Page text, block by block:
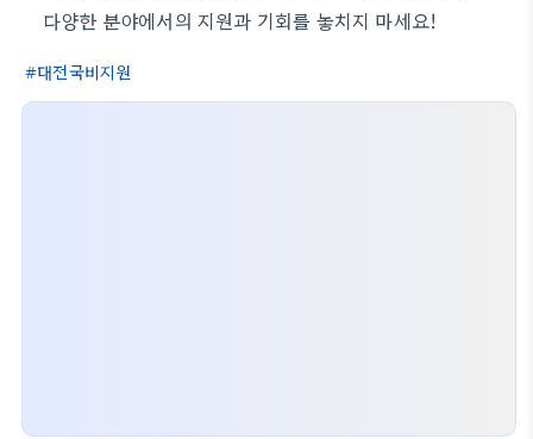
다양한 분야에서의 지원과 기회를 놓치지 마세요!
대전국비지원